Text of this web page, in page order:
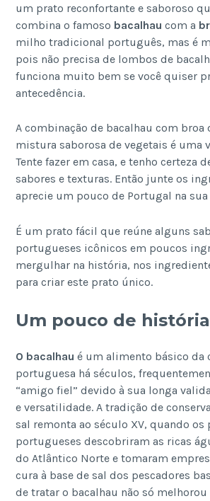
um prato reconfortante e saboroso
combina o famoso bacalhau com a
milho tradicional português, mas é
pois não precisa de lombos de
funciona muito bem se você quiser
antecedência.
A combinação de bacalhau com broa
mistura saborosa de vegetais é uma
Tente fazer em casa, e tenho certeza
sabores e texturas. Então junte os
aprecie um pouco de Portugal na sua
É um prato fácil que reúne alguns
portugueses icônicos em poucos
mergulhar na história, nos
para criar este prato único.
Um pouco de história
O bacalhau é um alimento básico da
portuguesa há séculos,
“amigo fiel” devido à sua longa
e versatilidade. A tradição de
sal remonta ao século XV, quando os
portugueses descobriram as ricas
do Atlântico Norte e tomaram
cura à base de sal dos pescadores
de tratar o bacalhau não só melhorou